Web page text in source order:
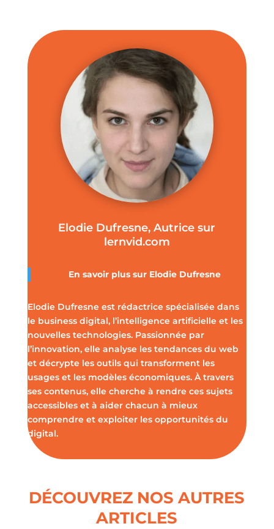
Elodie Dufresne, Autrice sur
lernvid.com
En savoir plus sur Elodie Dufresne
Elodie Dufresne est rédactrice spécialisée dans
le business digital, l’intelligence artificielle et les
nouvelles technologies. Passionnée par
l’innovation, elle analyse les tendances du web
et décrypte les outils qui transforment les
usages et les modèles économiques. À travers
ses contenus, elle cherche à rendre ces sujets
accessibles et à aider chacun à mieux
comprendre et exploiter les opportunités du
digital.
DÉCOUVREZ NOS AUTRES
ARTICLES